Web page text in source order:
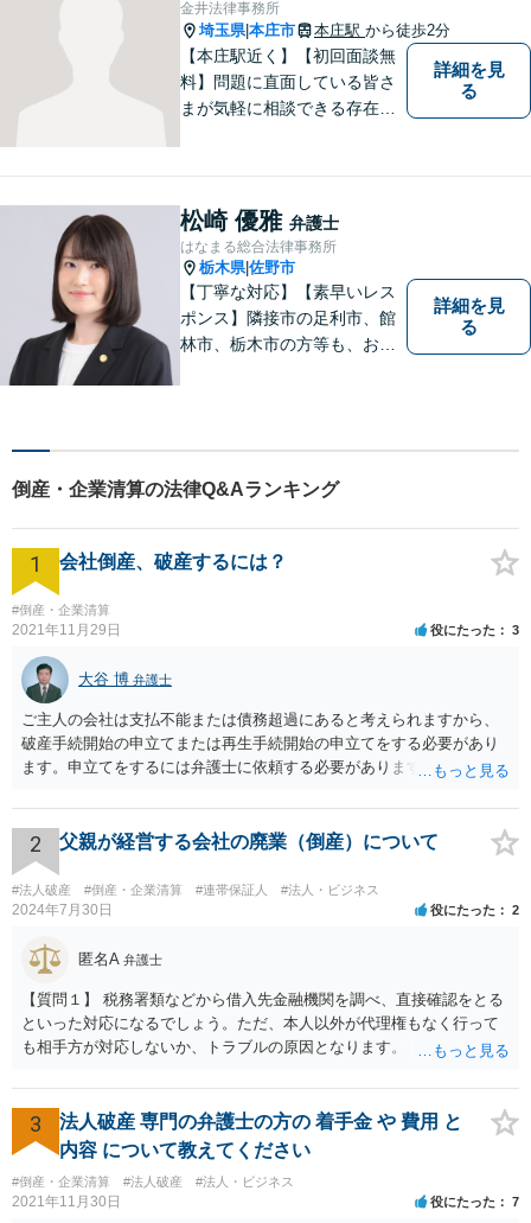
い。
金井法律事務所
埼玉県|本庄市 本庄駅 から徒歩2分
【本庄駅近く】【初回面談無
料】問題に直面している皆さ
まが気軽に相談できる存在に
／休日対応可能】公平・公正
な立場から、事件の見通しを
正確に伝えます。お気軽にご
相談ください。
詳細を見
る
松崎 優雅 弁護士
はなまる総合法律事務所
栃木県|佐野市
【丁寧な対応】【素早いレス
ポンス】隣接市の足利市、館
林市、栃木市の方等も、お気
ご相談は、内容によって、初
す。
詳細を見
る
倒産・企業清算の法律Q&Aランキング
1 会社倒産、破産するには？
#倒産・企業清算
2021年11月29日 役にたった 3
大谷 博 弁護士
ご主人の会社は支払不能または債務超過にあると考えられますから、
破産手続開始の申立てまたは再生手続開始の申立てをする必要があり
ます。申立てをするには弁護士に依頼する必要がありますから、会社
2 父親が経営する会社の廃業（倒産）について
#法人破産 #倒産・企業清算 #連帯保証人 #法人・ビジネス
2024年7月30日 役にたった 2
匿名A 弁護士
【質問１】 税務署類などから借入先金融機関を調べ、直接確認をとる
といった対応になるでしょう。ただ、本人以外が代理権もなく行って
も相手方が対応しないか、トラブルの原因となります。 【質問２】 約
あれば、相手方に直接確認を取る必要がありますが、上記と同様の注
意点があります。 【質問３】 税務処理、登記、清算人選任といった対
応になりますが、通常、弁護士だけで完結するわけではないので、金
額を回答することはできかねます。 また、負債を正確に把握されてい
らっしゃるわけではないことからすると、 破産対応の可能性もありま
す。その場合は、法人の規模次第で大きく金額が異なります。個人と
3
法人破産 専門の弁護士の方の 着手金 や 費用 と
内容 について教えてください
#倒産・企業清算 #法人破産 #法人・ビジネス
2021年11月30日 役にたった 7